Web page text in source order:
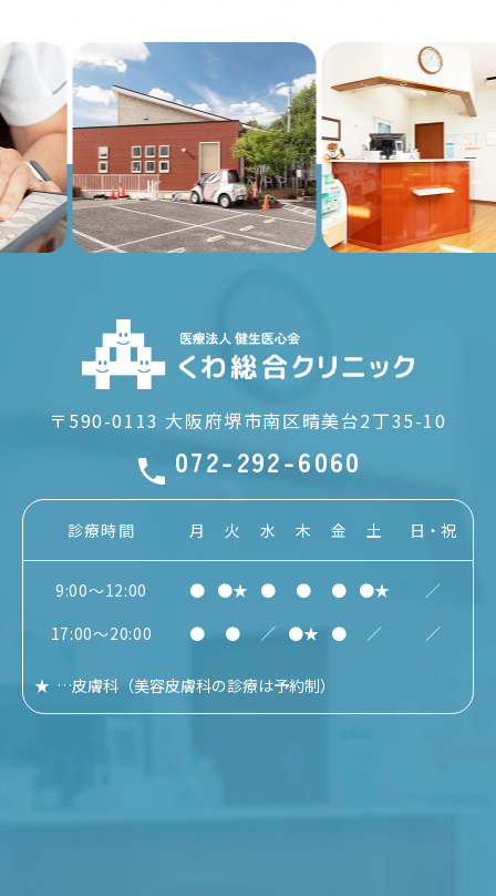
Previous Next
〒590-0113 大阪府堺市南区晴美台2丁35-10
072-292-6060
診療時間 月 火 水 木 金 土 日・祝
9:00～12:00 ● ●★ ● ● ● ●★
／
17:00～20:00
● ● ／ ●★ ● ／ ／
★ …皮膚科 （美容皮膚科の診療は予約制）